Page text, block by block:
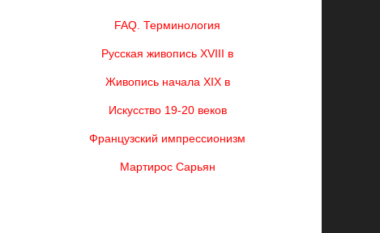
FAQ. Терминология
Русская живопись XVIII в
Живопись начала XIX в
Искусство 19-20 веков
Французский импрессионизм
Мартирос Сарьян